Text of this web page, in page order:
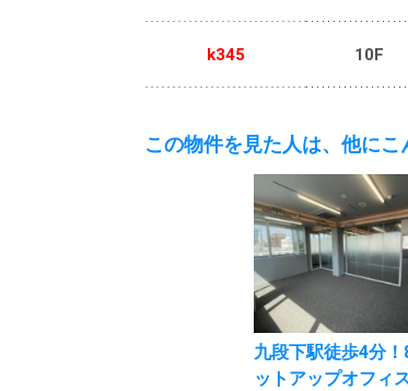
k345 10F
この物件を見た人は、他に
九段下駅徒歩4分！
ットアップオフィ